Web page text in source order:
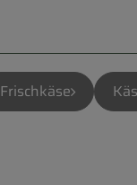
Frischkäse